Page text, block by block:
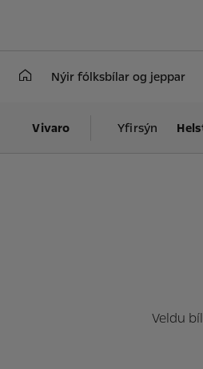
Nýir fólksbílar og jeppar
Vivaro Yfirsýn
Veldu